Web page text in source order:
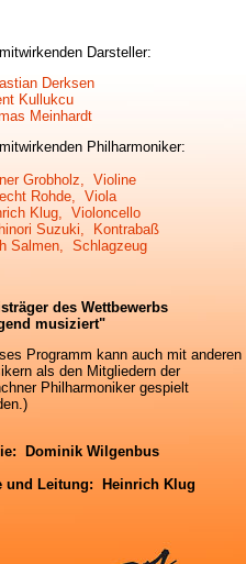
Darsteller:
Derksen
Kullukcu
Meinhardt
Philharmoniker:
Grobholz, Violine
Rohde, Viola
Klug, Violoncello
Suzuki,
Kontrabaß
Salmen, Schlagzeug
des Wettbewerbs
musiziert"
Programm kann auch mit anderen
als den Mitgliedern der
Philharmoniker gespielt
Dominik Wilgenbus
und Leitung: Heinrich Klug